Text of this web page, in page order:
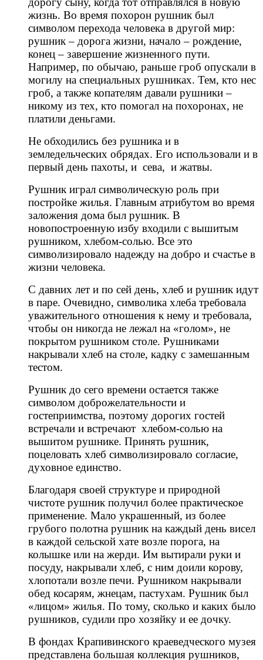
жизнь. Во время похорон рушник был
символом перехода человека в другой мир:
рушник – дорога жизни, начало – рождение,
конец – завершение жизненного пути.
Например, по обычаю, раньше гроб опускали в
могилу на специальных рушниках. Тем, кто нес
гроб, а также копателям давали рушники –
никому из тех, кто помогал на похоронах, не
платили деньгами.
Не обходились без рушника и в
земледельческих обрядах. Его использовали и в
первый день пахоты, и сева, и жатвы.
Рушник играл символическую роль при
постройке жилья. Главным атрибутом во время
заложения дома был рушник. В
новопостроенную избу входили с вышитым
рушником, хлебом-солью. Все это
символизировало надежду на добро и счастье в
жизни человека.
С давних лет и по сей день, хлеб и рушник идут
в паре. Очевидно, символика хлеба требовала
уважительного отношения к нему и требовала,
чтобы он никогда не лежал на «голом», не
покрытом рушником столе. Рушниками
накрывали хлеб на столе, кадку с замешанным
тестом.
Рушник до сего времени остается также
символом доброжелательности и
гостеприимства, поэтому дорогих гостей
встречали и встречают хлебом-солью на
вышитом рушнике. Принять рушник,
поцеловать хлеб символизировало согласие,
духовное единство.
Благодаря своей структуре и природной
чистоте рушник получил более практическое
применение. Мало украшенный, из более
грубого полотна рушник на каждый день висел
в каждой сельской хате возле порога, на
колышке или на жерди. Им вытирали руки и
посуду, накрывали хлеб, с ним доили корову,
хлопотали возле печи. Рушником накрывали
обед косарям, жнецам, пастухам. Рушник был
«лицом» жилья. По тому, сколько и каких было
рушников, судили про хозяйку и ее дочку.
В фондах Крапивинского краеведческого музея
представлена большая коллекция рушников,